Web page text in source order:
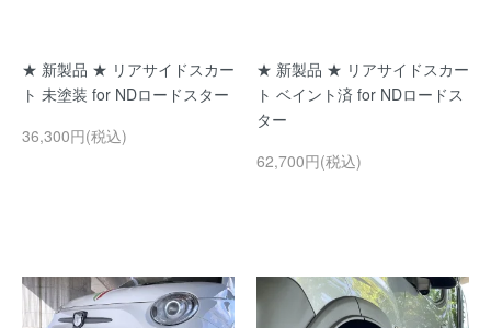
★ 新製品 ★ リアサイドスカー
ト 未塗装 for NDロードスター
36,300円(税込)
★ 新製品 ★ リアサイドスカー
ト ベイント済 for NDロードス
ター
62,700円(税込)